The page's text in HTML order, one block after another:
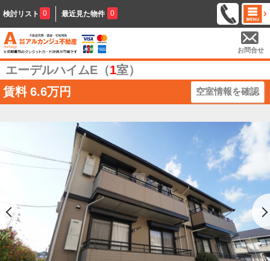
検討リスト 0 最近見た物件 0
お問合せ
エーデルハイムE（1室）
賃料 6.6万円 空室情報を確認